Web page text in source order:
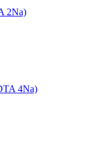
2Na)
4Na)